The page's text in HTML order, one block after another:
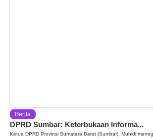
Berita
DPRD Sumbar: Keterbukaan Informa...
Ketua DPRD Provinsi Sumatera Barat (Sumbar), Muhidi